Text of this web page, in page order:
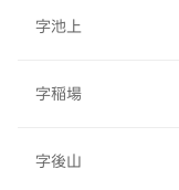
字池上
字稲場
字後山